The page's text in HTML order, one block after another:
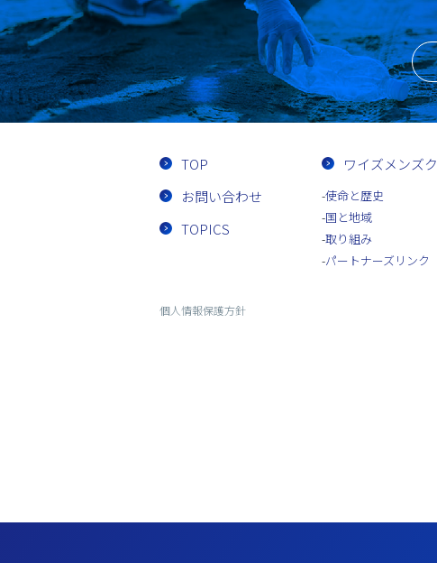
TOP
お問い合わせ
TOPICS
個人情報保護方針
ワイズメンズ
使命と歴史
国と地域
取り組み
パートナーズリンク